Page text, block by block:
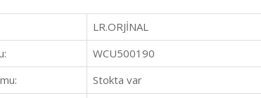
LR.ORJİNAL
WCU500190
Stokta var